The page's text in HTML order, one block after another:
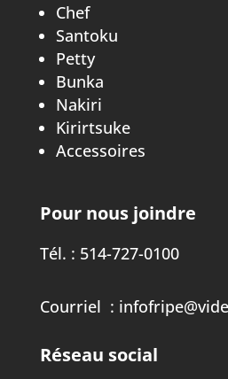
Chef
Santoku
Petty
Bunka
Nakiri
Kirirtsuke
Accessoires
Pour nous joindre
Tél. : 514-727-0100
Courriel :
Réseau social